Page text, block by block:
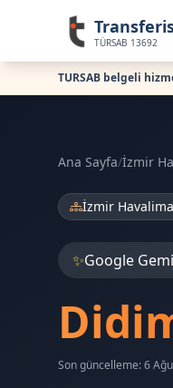
TÜRSAB 13692
TURSAB belgeli
Ana Sayfa/İzmir
İzmir
✨Google
Son güncelleme: 6